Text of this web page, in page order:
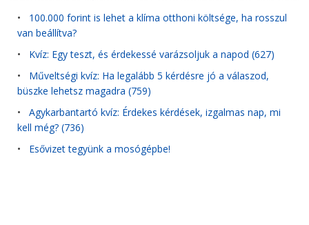
• 100.000 forint is lehet a klíma otthoni költsége, ha rosszul
van beállítva?
• Kvíz: Egy teszt, és érdekessé varázsoljuk a napod (627)
• Műveltségi kvíz: Ha legalább 5 kérdésre jó a válaszod,
büszke lehetsz magadra (759)
• Agykarbantartó kvíz: Érdekes kérdések, izgalmas nap, mi
kell még? (736)
• Esővizet tegyünk a mosógépbe!